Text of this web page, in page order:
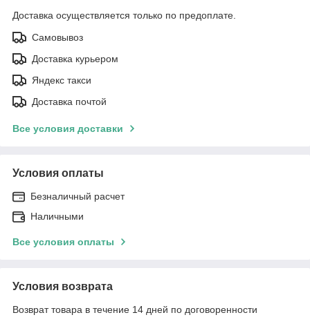
Доставка осуществляется только по предоплате.
Самовывоз
Доставка курьером
Яндекс такси
Доставка почтой
Все условия доставки
Условия оплаты
Безналичный расчет
Наличными
Все условия оплаты
Условия возврата
Возврат товара в течение 14 дней по договоренности